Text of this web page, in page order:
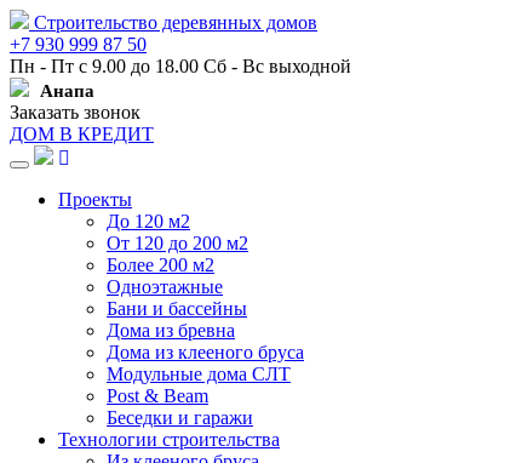
Строительство деревянных домов
+7 930 999 87 50
Пн - Пт с 9.00 до 18.00 Сб - Вс выходной
Анапа
Заказать звонок
ДОМ В КРЕДИТ
Навигация
Проекты
До 120 м2
От 120 до 200 м2
Более 200 м2
Одноэтажные
Бани и бассейны
Дома из бревна
Дома из клееного бруса
Модульные дома СЛТ
Post & Beam
Беседки и гаражи
Технологии строительства